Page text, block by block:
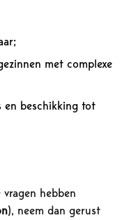
met complexe
en beschikking tot
hebben
), neem dan gerust